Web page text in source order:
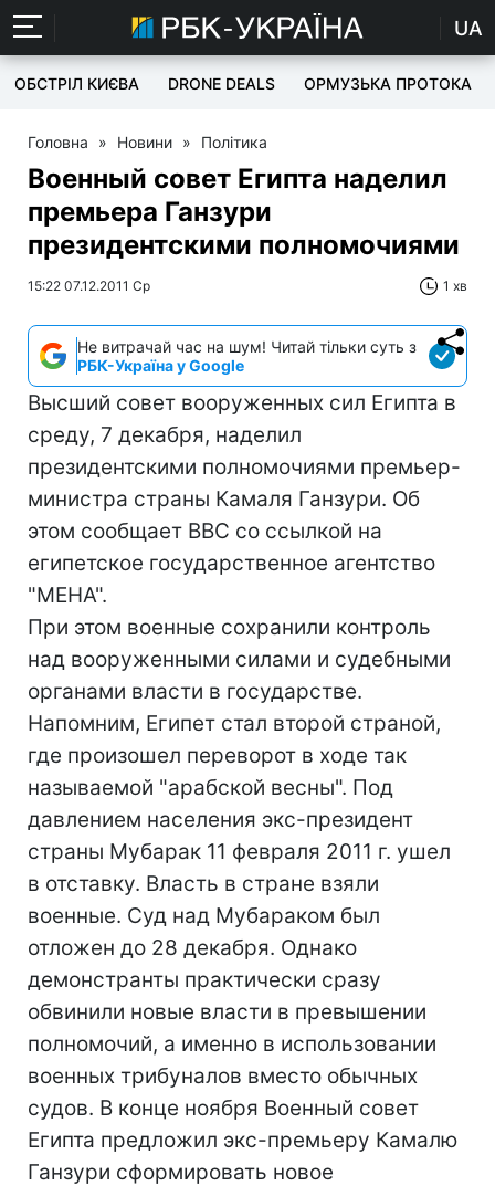
UA
ОБСТРІЛ КИЄВА DRONE DEALS ОРМУЗЬКА ПРОТОКА
Головна » Новини » Політика
Военный совет Египта наделил
премьера Ганзури
президентскими полномочиями
15:22 07.12.2011 Ср 1 хв
Не витрачай час на шум! Читай тільки суть з
РБК-Україна у Google
Высший совет вооруженных сил Египта в
среду, 7 декабря, наделил
президентскими полномочиями премьер-
министра страны Камаля Ганзури. Об
этом сообщает BBC со ссылкой на
египетское государственное агентство
"МЕНА".
При этом военные сохранили контроль
над вооруженными силами и судебными
органами власти в государстве.
Напомним, Египет стал второй страной,
где произошел переворот в ходе так
называемой "арабской весны". Под
давлением населения экс-президент
страны Мубарак 11 февраля 2011 г. ушел
в отставку. Власть в стране взяли
военные. Суд над Мубараком был
отложен до 28 декабря. Однако
демонстранты практически сразу
обвинили новые власти в превышении
полномочий, а именно в использовании
военных трибуналов вместо обычных
судов. В конце ноября Военный совет
Египта предложил экс-премьеру Камалю
Ганзури сформировать новое